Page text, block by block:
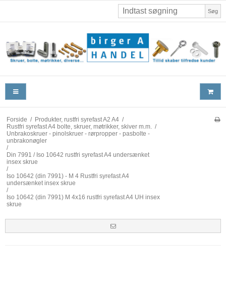
Søg
Forside / Produkter, rustfri syrefast A2 A4 /
Rustfri syrefast A4 bolte, skruer, møtrikker, skiver m.m. /
Unbrakoskruer - pinolskruer - rørpropper - pasbolte -
unbrakonøgler
/
Din 7991 / Iso 10642 rustfri syrefast A4 undersænket
insex skrue
/
Iso 10642 (din 7991) - M 4 Rustfri syrefast A4
undersænket insex skrue
/
Iso 10642 (din 7991) M 4x16 rustfri syrefast A4 UH insex
skrue